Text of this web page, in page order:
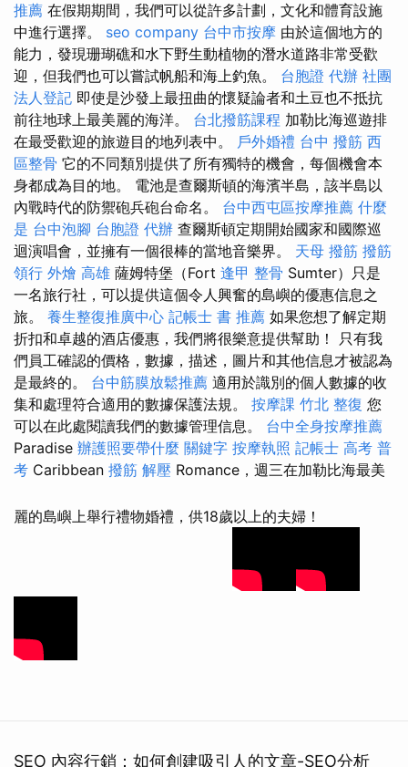
推薦 在假期期間，我們可以從許多計劃，文化和體育設施
中進行選擇。 seo company 台中市按摩 由於這個地方的
能力，發現珊瑚礁和水下野生動植物的潛水道路非常受歡
迎，但我們也可以嘗試帆船和海上釣魚。 台胞證 代辦 社團
法人登記 即使是沙發上最扭曲的懷疑論者和土豆也不抵抗
前往地球上最美麗的海洋。 台北撥筋課程 加勒比海巡遊排
在最受歡迎的旅遊目的地列表中。 戶外婚禮 台中 撥筋 西
區整骨 它的不同類別提供了所有獨特的機會，每個機會本
身都成為目的地。 電池是查爾斯頓的海濱半島，該半島以
內戰時代的防禦砲兵砲台命名。 台中西屯區按摩推薦 什麼
是 台中泡腳 台胞證 代辦 查爾斯頓定期開始國家和國際巡
迴演唱會，並擁有一個很棒的當地音樂界。 天母 撥筋 撥筋
領行 外燴 高雄 薩姆特堡（Fort 逢甲 整骨 Sumter）只是
一名旅行社，可以提供這個令人興奮的島嶼的優惠信息之
旅。 養生整復推廣中心 記帳士 書 推薦 如果您想了解定期
折扣和卓越的酒店優惠，我們將很樂意提供幫助！ 只有我
們員工確認的價格，數據，描述，圖片和其他信息才被認為
是最終的。 台中筋膜放鬆推薦 適用於識別的個人數據的收
集和處理符合適用的數據保護法規。 按摩課 竹北 整復 您
可以在此處閱讀我們的數據管理信息。 台中全身按摩推薦
Paradise 辦護照要帶什麼 關鍵字 按摩執照 記帳士 高考 普
考 Caribbean 撥筋 解壓 Romance，週三在加勒比海最美
麗的島嶼上舉行禮物婚禮，供18歲以上的夫婦！
SEO 內容行銷：如何創建吸引人的文章-SEO分析